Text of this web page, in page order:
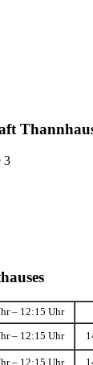
3
– 12:15 Uhr
– 12:15 Uhr